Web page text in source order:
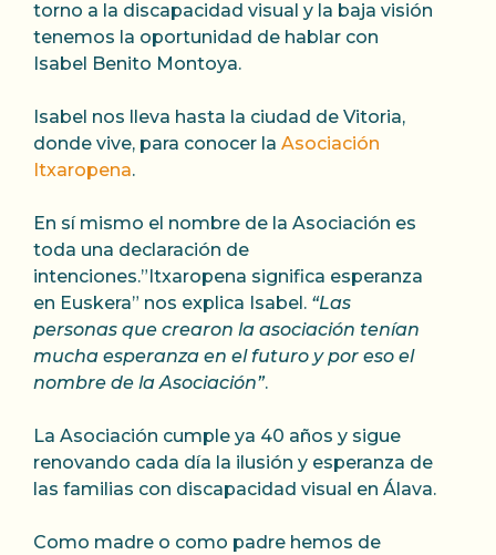
torno a la discapacidad visual y la baja visión
tenemos la oportunidad de hablar con
Isabel Benito Montoya.
Isabel nos lleva hasta la ciudad de Vitoria,
donde vive, para conocer la Asociación
Itxaropena.
En sí mismo el nombre de la Asociación es
toda una declaración de
intenciones.”Itxaropena significa esperanza
en Euskera” nos explica Isabel. “Las
personas que crearon la asociación tenían
mucha esperanza en el futuro y por eso el
nombre de la Asociación”.
La Asociación cumple ya 40 años y sigue
renovando cada día la ilusión y esperanza de
las familias con discapacidad visual en Álava.
Como madre o como padre hemos de